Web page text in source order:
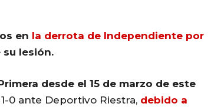
en la derrota de Independiente por
su lesión.
desde el 15 de marzo de este
0 ante Deportivo Riestra, debido a